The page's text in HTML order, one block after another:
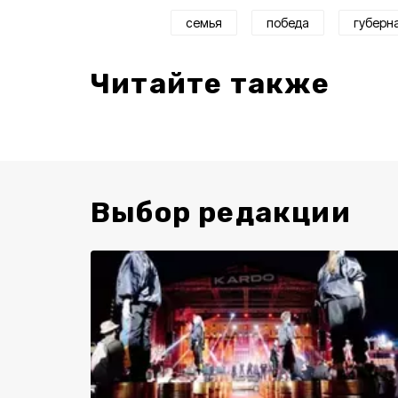
семья победа
Читайте также
Выбор редакции